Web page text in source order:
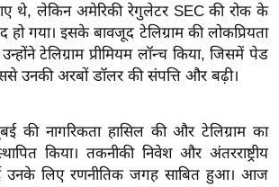
थे, लेकिन अमेरिकी रेगुलेटर SEC की रोक के
हो गया। इसके बावजूद टेलिग्राम की लोकप्रियता
टेलिग्राम प्रीमियम लॉन्च किया, जिसमें पेड
उनकी अरबों डॉलर की संपत्ति और बढ़ी।
की नागरिकता हासिल की और टेलिग्राम का
किया। तकनीकी निवेश और अंतरराष्ट्रीय
उनके लिए रणनीतिक जगह साबित हुआ। आज